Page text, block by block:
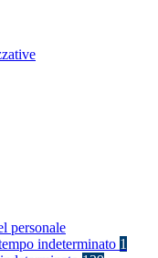
personale
indeterminato 1